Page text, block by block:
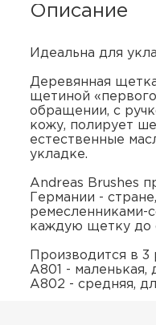
Описание
Идеальна для
Деревянная
щетиной
обращении, с
кожу, полирует
естественные
укладке.
Andreas Brushes
Германии -
ремесленниками-
каждую щетку до
Производится в 3
A801 - маленькая,
A802 - средняя,